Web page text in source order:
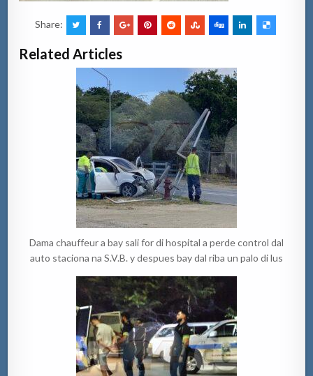
Share:
Related Articles
Dama chauffeur a bay sali for di hospital a perde control dal
auto staciona na S.V.B. y despues bay dal riba un palo di lus